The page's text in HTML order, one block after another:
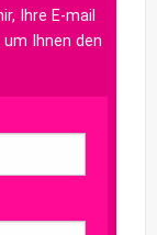
Ihre E-mail
Ihnen den